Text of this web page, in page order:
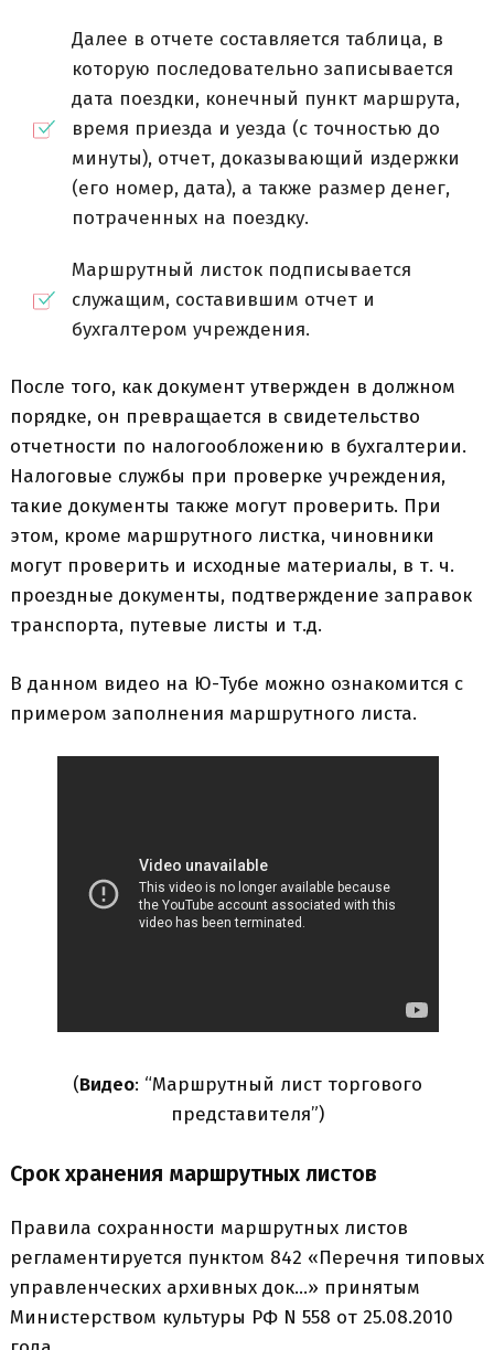
Далее в отчете составляется таблица, в
которую последовательно записывается
дата поездки, конечный пункт маршрута,
время приезда и уезда (с точностью до
минуты), отчет, доказывающий издержки
(его номер, дата), а также размер денег,
потраченных на поездку.
Маршрутный листок подписывается
служащим, составившим отчет и
бухгалтером учреждения.
После того, как документ утвержден в должном
порядке, он превращается в свидетельство
отчетности по налогообложению в бухгалтерии.
Налоговые службы при проверке учреждения,
такие документы также могут проверить. При
этом, кроме маршрутного листка, чиновники
могут проверить и исходные материалы, в т. ч.
проездные документы, подтверждение заправок
транспорта, путевые листы и т.д.
В данном видео на Ю-Тубе можно ознакомится с
примером заполнения маршрутного листа.
(Видео: “Маршрутный лист торгового
представителя”)
Срок хранения маршрутных листов
Правила сохранности маршрутных листов
регламентируется пунктом 842 «Перечня типовых
управленческих архивных док…» принятым
Министерством культуры РФ N 558 от 25.08.2010